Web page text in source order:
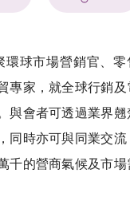
環球市場營銷官、零
專家，就全球行銷及
與會者可透過業界翹
同時亦可與同業交流
千的營商氣候及市場